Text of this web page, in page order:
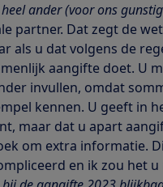
ander (voor ons
partner. Dat zegt de
als u dat volgens de
aangifte doet. U
invullen, omdat
kennen. U geeft in
maar dat u apart
om extra informatie.
en ik zou het